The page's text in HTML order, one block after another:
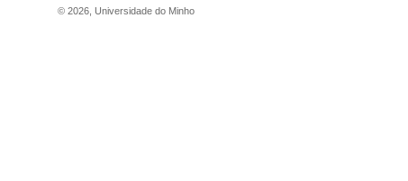
© 2026 Universidade do Minho